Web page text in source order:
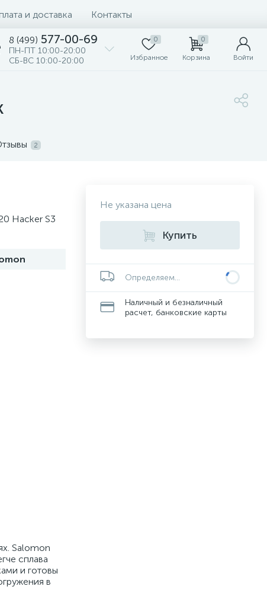
и доставка Контакты
8 (499) 577-00-69
ПН-ПТ 10:00-20:00
СБ-ВС 10:00-20:00
0
Избранное
0
Корзина Войти
2
Hacker S3
Salomon
сплава
и готовы
в
Не указана цена
Купить
Определяем...
Наличный и безналичный
расчет, банковские карты